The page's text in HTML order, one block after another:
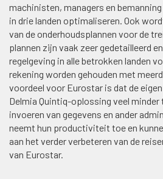
machinisten, managers en
in drie landen optimaliseren. Ook
van de onderhoudsplannen voor de
plannen zijn vaak zeer gedetailleerd
regelgeving in alle betrokken landen
rekening worden gehouden met
voordeel voor Eurostar is dat de
Delmia Quintiq-oplossing veel
invoeren van gegevens en ander
neemt hun productiviteit toe en
aan het verder verbeteren van de
van Eurostar.